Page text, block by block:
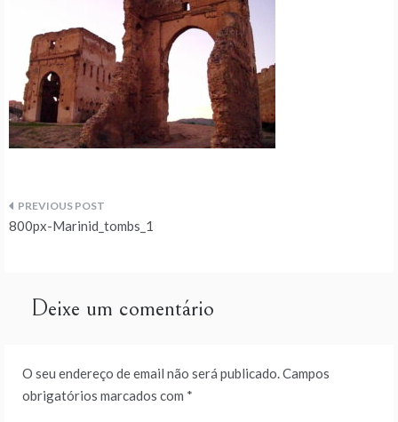
Navegação
artigos
800px-Marinid_tombs_1
Deixe um comentário
O seu endereço de email não será publicado.Campos
obrigatórios marcados com *